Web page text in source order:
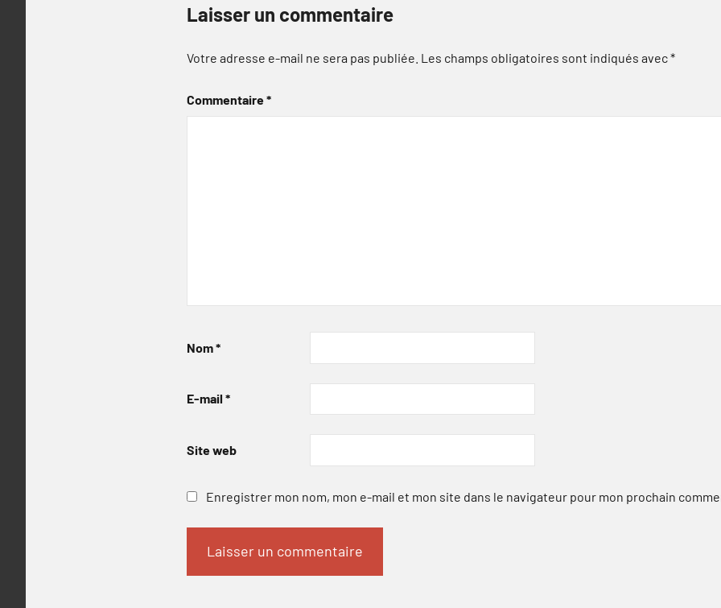
Laisser un commentaire
Votre adresse e-mail ne sera pas publiée. Les champs obligatoires sont indiqués avec*
Commentaire*
Nom*
E-mail *
Site web
Enregistrer mon nom, mon e-mail et mon site dans le navigateur pour mon prochain